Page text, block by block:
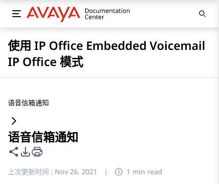
使用 IP Office Embedded Voicemail
IP Office 模式
语音信箱通知
语音信箱通知
共享此页面
PDF 导出选项
上次更新时间 : Nov 26, 2021 | 1 min read